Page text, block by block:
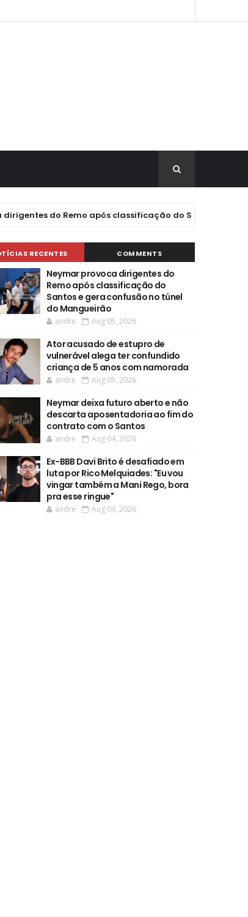
do Remo após classificação do Santos e gera
RECENTES COMMENTS
Neymar provoca dirigentes do
Remo após classificação do
Santos e gera confusão no túnel
do Mangueirão
andre Aug 05, 2026
Ator acusado de estupro de
vulnerável alega ter confundido
criança de 5 anos com namorada
andre Aug 05, 2026
Neymar deixa futuro aberto e não
descarta aposentadoria ao fim do
contrato com o Santos
andre Aug 04, 2026
Ex-BBB Davi Brito é desafiado em
luta por Rico Melquiades: "Eu vou
vingar também a Mani Rego, bora
pra esse ringue"
andre Aug 04, 2026